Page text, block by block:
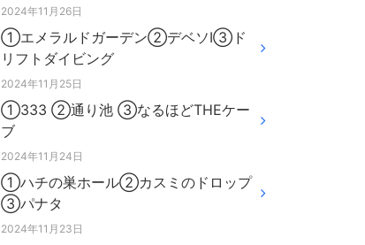
2024年11月26日
①エメラルドガーデン②デベソⅠ③ド
リフトダイビング
2024年11月25日
①333 ②通り池 ③なるほどTHEケー
ブ
2024年11月24日
①ハチの巣ホール②カスミのドロップ
③パナタ
2024年11月23日